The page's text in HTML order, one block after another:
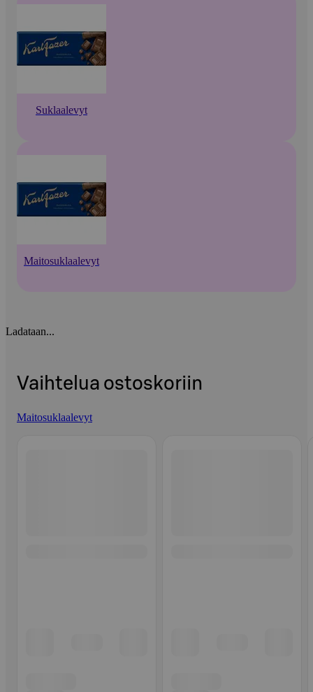
Suklaalevyt
Maitosuklaalevyt
Ladataan...
Vaihtelua ostoskoriin
Maitosuklaalevyt